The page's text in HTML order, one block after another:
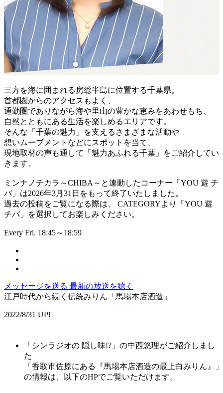
三方を海に囲まれる房総半島に位置する千葉県。
首都圏からのアクセスもよく、
通勤圏でありながら海や里山の豊かな恵みをあわせもち、
自然とともにある生活を楽しめるエリアです。
そんな「千葉の魅力」を支えるさまざまな活動や
想いムーブメントなどにスポットを当て、
現地取材の声も通して「魅力あふれる千葉」をご紹介してい
きます。
ミンナノチカラ～CHIBA～と連動したコーナー「YOU 遊 チ
バ」は2026年3月31日をもって終了いたしました。
過去の投稿をご覧になる際は、 CATEGORYより「YOU 遊
チバ」を選択してお楽しみください。
Every Fri. 18:45～18:59
メッセージを送る 最新の放送を聴く
江戸時代から続く伝統みりん「馬場本店酒造」
2022/8/31 UP!
「シンラジオの 隠し味!?」の中西悠理がご紹介しまし
た
「 香取市佐原にある『馬場本店酒造の最上白みりん 』
」
の情報は、以下のHPでご覧いただけます。